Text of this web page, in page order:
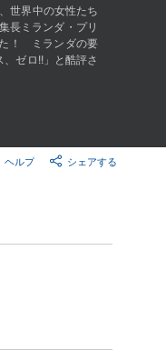
無料テレビ
Rチャンネル
チケット
楽天チケット
世界中の女性たち
長ミランダ・プリ
た！ ミランダの要
ゼロ!!」と酷評さ
シェアする
ヘルプ